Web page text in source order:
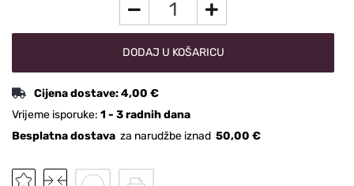
DODAJ U KOŠARICU
Cijena dostave:4,00 €
Vrijeme isporuke: 1 - 3 radnih dana
Besplatna dostava za narudžbe iznad 50,00 €